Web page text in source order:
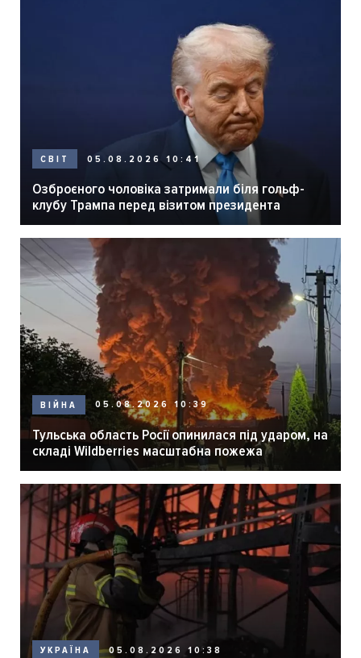
СВІТ 05.08.2026 10:41
Озброєного чоловіка затримали біля гольф-
клубу Трампа перед візитом президента
ВІЙНА 05.08.2026 10:39
Тульська область Росії опинилася під ударом, на
складі Wildberries масштабна пожежа
УКРАЇНА 05.08.2026 10:38